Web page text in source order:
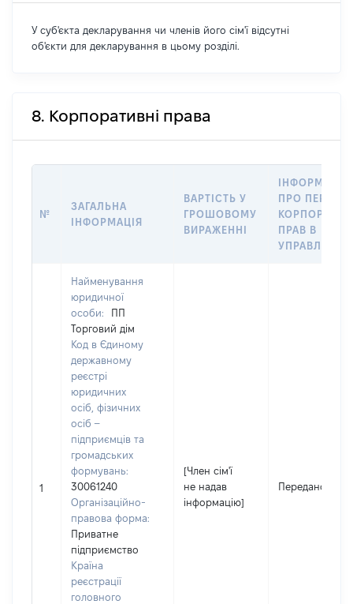
У суб'єкта декларування чи членів його сім'ї відсутні
об'єкти для декларування в цьому розділі.
8. Корпоративні права
№
ЗАГАЛЬНА
ІНФОРМАЦІЯ
ВАРТІСТЬ У
ГРОШОВОМУ
ВИРАЖЕННІ
ІНФОРМАЦІЯ
ПРО
ПРАВ В
УПРАВЛІННЯ
1
Найменування
юридичної
особи:
ПП
Торговий дім
Код в Єдиному
державному
реєстрі
юридичних
осіб, фізичних
осіб –
підприємців та
громадських
формувань:
30061240
Організаційно-
правова форма:
Приватне
підприємство
Країна
реєстрації
головного
[Член сім'ї
не надав
інформацію]
Передано